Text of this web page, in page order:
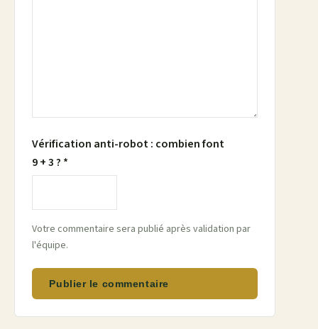
Vérification anti-robot : combien font
9 + 3 ? *
Votre commentaire sera publié après validation par
l'équipe.
Publier le commentaire